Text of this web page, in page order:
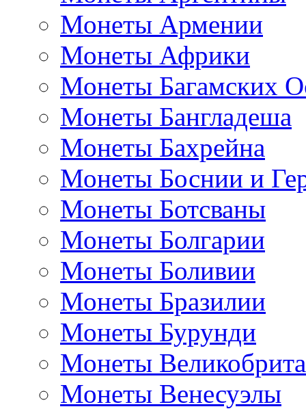
Монеты Армении
Монеты Африки
Монеты Багамских
Монеты Бангладеша
Монеты Бахрейна
Монеты Боснии и
Монеты Ботсваны
Монеты Болгарии
Монеты Боливии
Монеты Бразилии
Монеты Бурунди
Монеты
Монеты Венесуэлы